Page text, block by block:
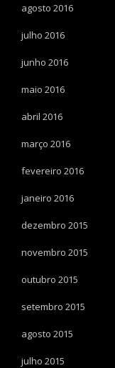
agosto 2016
julho 2016
junho 2016
maio 2016
abril 2016
março 2016
fevereiro 2016
janeiro 2016
dezembro 2015
novembro 2015
outubro 2015
setembro 2015
agosto 2015
julho 2015